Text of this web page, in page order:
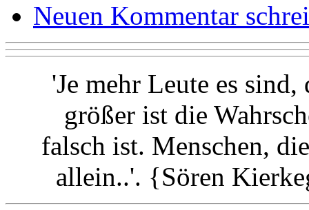
Neuen Kommentar
'Je mehr Leute es sind,
größer ist die
falsch ist. Menschen,
allein..'. {Sören